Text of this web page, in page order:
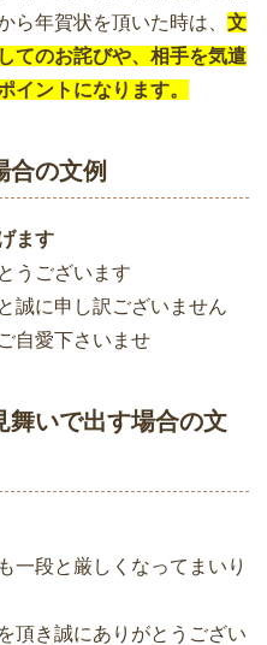
ら年賀状を頂いた時は、 文
てのお詫びや、相手を気遣
イントになります。
の文例
ます
うございます
誠に申し訳ございません
自愛下さいませ
いで出す場合の文
一段と厳しくなってまいり
頂き誠にありがとうござい